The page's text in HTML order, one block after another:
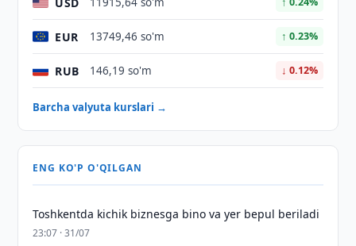
EUR 13749,46 so'm ↑ 0.23%
RUB 146,19 so'm ↓ 0.12%
Barcha valyuta kurslari →
ENG KO'P O'QILGAN
Toshkentda kichik biznesga bino va yer bepul beriladi
23:07 · 31/07